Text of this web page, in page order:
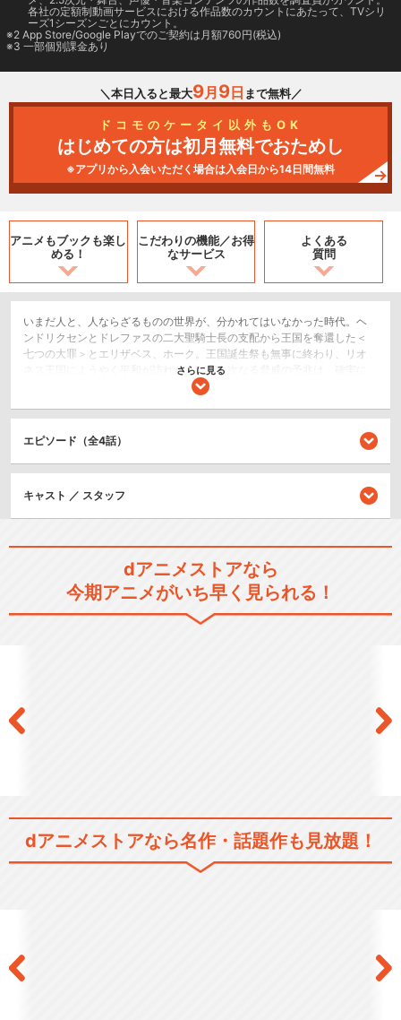
各社の定額制動画サービスにおける作品数のカウントにあたって、TVシリ
ーズ1シーズンごとにカウント。
2 App Store/Google Playでのご契約は月額760円(税込)
3 一部個別課金あり
＼本日入ると最大9月 9日 まで無料／
ドコモのケータイ以外もOK
はじめての方は初月無料でおためし
※アプリから入会いただく場合は入会日から14日間無料
アニメもブックも楽し
める！
こだわりの機能／お得
なサービス
よくある
質問
いまだ人と、人ならざるものの世界が、分かれてはいなかった時代。ヘ
ンドリクセンとドレファスの二大聖騎士長の支配から王国を奪還した＜
七つの大罪＞とエリザベス、ホーク。王国誕生祭も無事に終わり、リオ
ネス王国にようやく平和が訪れた。だが、次なる脅威の予兆は、確実に
生まれつつあった。そんな気配を感じてか感じていないのか、＜七つの
が普通で済むはずはなく...。これは、＜七つの大罪＞が次なる戦いに向か
うまでの、つかの間の日々を描いたスペシャルな物語である！
七つの大罪
さらに見る
エピソード（全4話）
キャスト ／ スタッフ
dアニメストアなら
今期アニメがいち早く見られる！
dアニメストアなら名作・話題作も見放題！